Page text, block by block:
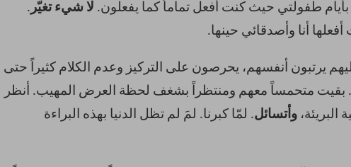
طفولتي حيث كنت أفعل تماماً كما يفعلون. لا شيء تغيّر .
أنا وأصدقائي حينها.
يرتبون أنفسهم، يحرصون على التركيز وعدم الكلام كثيراً حتى
بقيت متحمساً معهم ومنتظراً بشغف لحظة العرض المهيب. أنظر
البريئة،وأتسائل. لمّا كبرنا. لمَ لم تظل الدنيا بهذه البراءة